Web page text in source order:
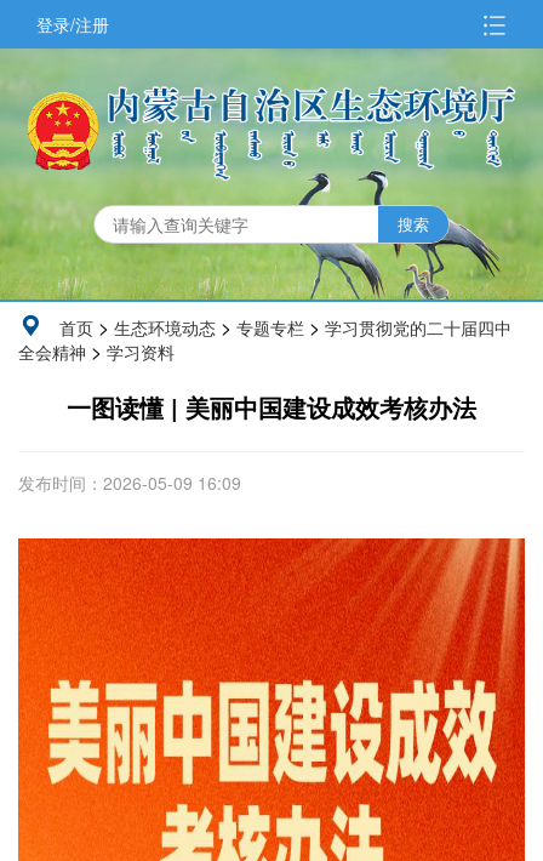
登录/注册
首页 > 生态环境动态 > 专题专栏 > 学习贯彻党的二十届四中
全会精神 > 学习资料
一图读懂 | 美丽中国建设成效考核办法
发布时间：2026-05-09 16:09